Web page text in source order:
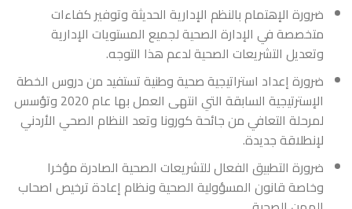
ضرورة الإهتمام بالنظم الإدارية الحديثة وتوفير كفاءات
متخصصة في الإدارة الصحية لجميع المستويات الإدارية
وتعديل التشريعات الصحية لدعم هذا التوجه.
ضرورة إعداد استراتيجية صحية وطنية تستفيد من دروس الخطة
الإسترتيجية السابقة التي انتهى العمل بها عام 2020 وتؤسس
لمرحلة التعافي من جائحة كورونا وتعد النظام الصحي الأردني
لإنطلاقة جديدة.
ضرورة التطبيق الفعال للتشريعات الصحية الصادرة مؤخرا
وخاصة قانون المسؤولية الصحية ونظام إعادة ترخيص اصحاب